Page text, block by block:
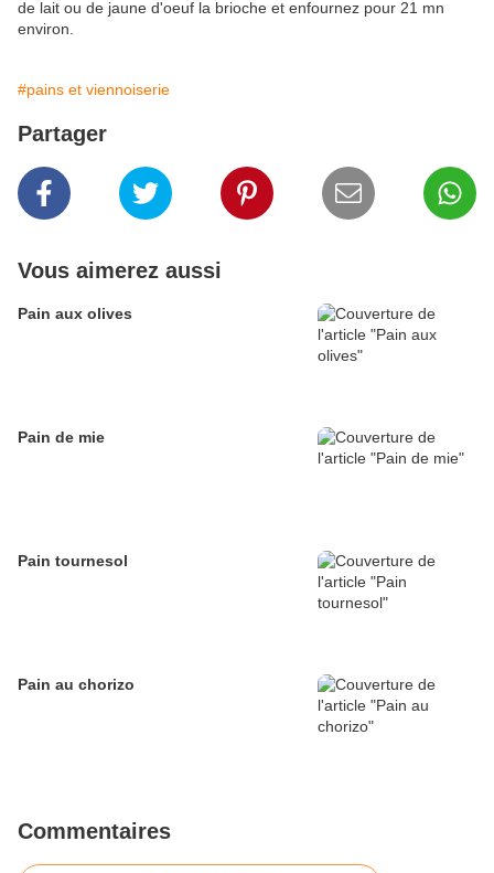
de lait ou de jaune d'oeuf la brioche et enfournez pour 21 mn
environ.
#pains et viennoiserie
Partager
Vous aimerez aussi
Pain aux olives
Pain de mie
Pain tournesol
Pain au chorizo
Commentaires